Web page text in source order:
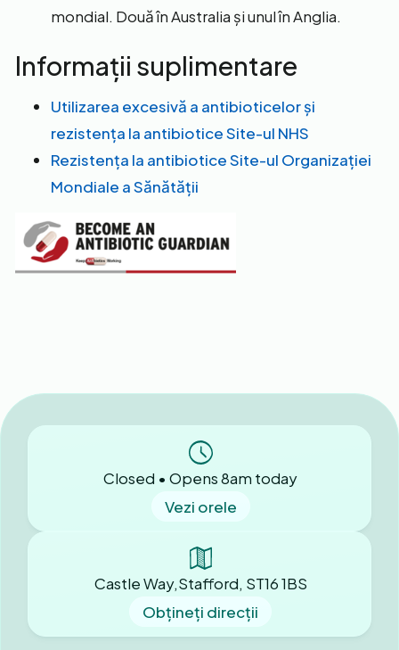
mondial. Două în Australia și unul în Anglia.
Informații suplimentare
Utilizarea excesivă a antibioticelor și
rezistența la antibiotice Site-ul NHS
Rezistența la antibiotice Site-ul Organizației
Mondiale a Sănătății
Closed • Opens 8am today
Vezi orele
Castle Way,Stafford, ST16 1BS
Obțineți direcții